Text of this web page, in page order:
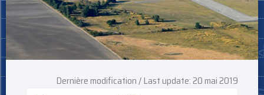
Dernière modification / Last update: 20 mai 2019